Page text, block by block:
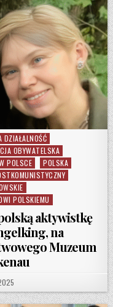
DZIAŁALNOŚĆ
OBYWATELSKA
POLSCE
POLSKA
POLSKIEMU
aktywistkę
na
Muzeum
DATE: